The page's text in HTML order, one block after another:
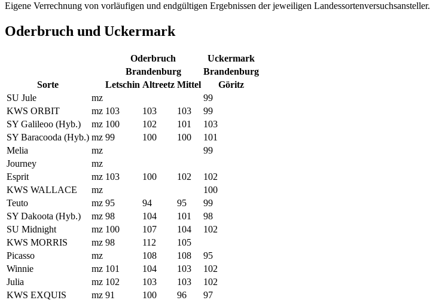
Eigene Verrechnung von vorläufigen und endgültigen Ergebnissen der jeweiligen Landessortenversuchsansteller.
Oderbruch und Uckermark
Oderbruch
Uckermark
Brandenburg
Brandenburg
Sorte
Letschin Altreetz Mittel
Göritz
SU Jule
mz
99
KWS ORBIT
mz 103 103 103
99
SY Galileoo (Hyb.)
mz 100 102 101
103
SY Baracooda (Hyb.) mz 99 100 100
101
Melia
mz
99
Journey
mz
Esprit
mz 103 100 102
102
KWS WALLACE
mz
100
Teuto
mz 95 94 95
99
SY Dakoota (Hyb.)
mz 98 104 101
98
SU Midnight
mz 100 107 104
102
KWS MORRIS
mz 98 112
105
Picasso
mz 108 108
95
Winnie
mz 101 104 103
102
Julia
mz 102 103 103
102
KWS EXQUIS
mz 91 100 96 97